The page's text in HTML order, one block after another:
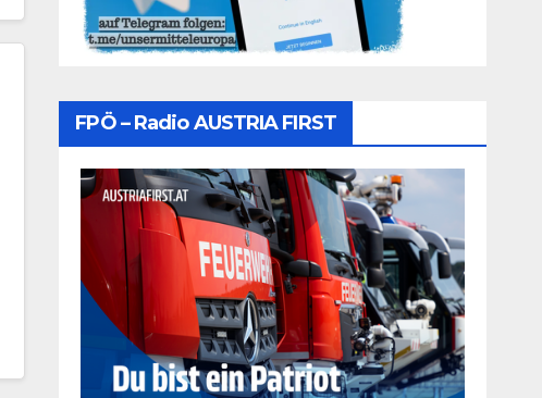
FPÖ – Radio AUSTRIA FIRST